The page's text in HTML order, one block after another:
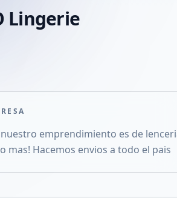
Lingerie
emprendimiento es de
mas! Hacemos envios a todo el pais